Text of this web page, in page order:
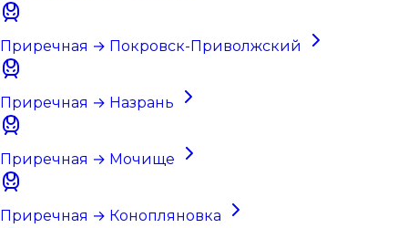
Приречная → Покровск-Приволжский
Приречная → Назрань
Приречная → Мочище
Приречная → Конопляновка